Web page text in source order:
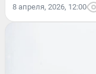
8 апреля, 2026, 12:00